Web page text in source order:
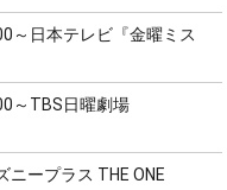
～日本テレビ『金曜ミス
～TBS日曜劇場
ニープラス THE ONE